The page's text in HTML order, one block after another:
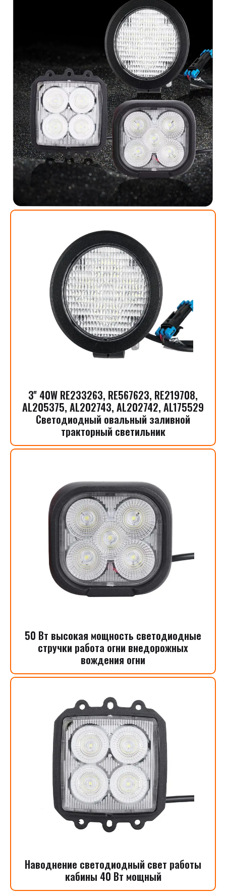
3'' 40W RE233263, RE567623, RE219708,
AL205375, AL202743, AL202742, AL175529
Светодиодный овальный заливной
тракторный светильник
50 Вт высокая мощность светодиодные
стручки работа огни внедорожных
вождения огни
Наводнение светодиодный свет работы
кабины 40 Вт мощный